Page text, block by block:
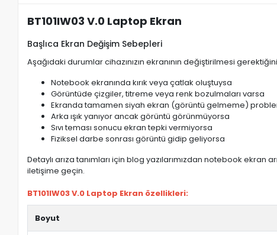
BT101IW03 V.0 Laptop Ekran
Başlıca Ekran Değişim Sebepleri
Aşağıdaki durumlar cihazınızın ekranının değiştirilmesi
Notebook ekranında kırık veya çatlak oluştuysa
Görüntüde çizgiler, titreme veya renk bozulmaları varsa
Ekranda tamamen siyah ekran (görüntü gelmeme)
Arka ışık yanıyor ancak görüntü görünmüyorsa
Sıvı teması sonucu ekran tepki vermiyorsa
Fiziksel darbe sonrası görüntü gidip geliyorsa
Detaylı arıza tanımları için blog yazılarımızdan notebook
iletişime geçin.
BT101IW03 V.0 Laptop Ekran özellikleri:
Boyut